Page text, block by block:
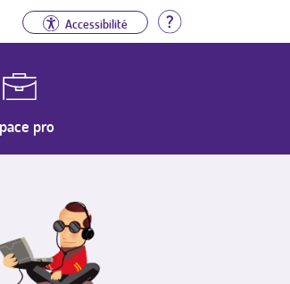
Accessibilité Aide
pro